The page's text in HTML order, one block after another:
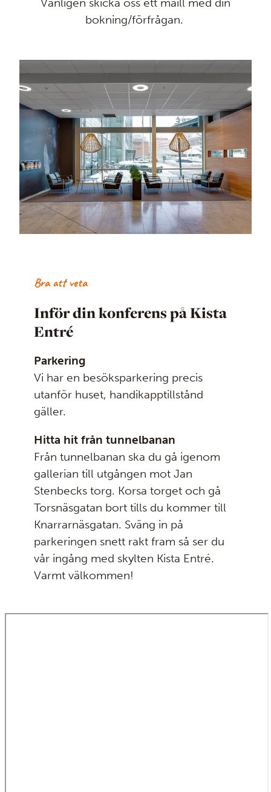
bokning/förfrågan.
Bra att veta
Inför din konferens på Kista
Entré
Parkering
Vi har en besöksparkering precis
utanför huset, handikapptillstånd
gäller.
Hitta hit från tunnelbanan
Från tunnelbanan ska du gå igenom
gallerian till utgången mot Jan
Stenbecks torg. Korsa torget och gå
Torsnäsgatan bort tills du kommer till
Knarrarnäsgatan. Sväng in på
parkeringen snett rakt fram så ser du
vår ingång med skylten Kista Entré.
Varmt välkommen!